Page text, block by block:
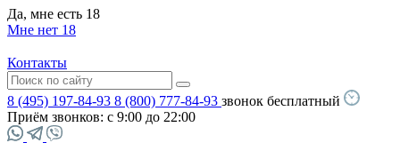
Да, мне есть 18
Мне нет 18
Контакты
8 (495) 197-84-93 8 (800) 777-84-93 звонок бесплатный
Приём звонков: с 9:00 до 22:00